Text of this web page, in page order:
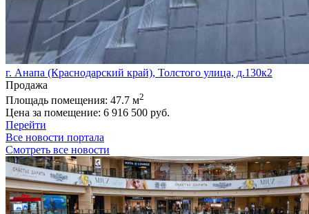
г. Анапа (Краснодарский край), Толстого улица, д.130к2
Продажа
Площадь помещения: 47.7 м2
Цена за помещение: 6 916 500 руб.
Перейти
Все новости портала
Смотреть все новости